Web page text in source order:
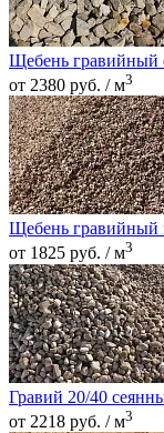
Щебень гравийный
от 2380 руб. / м3
Щебень
от 1825 руб. / м3
Гравий 20/40
от 2218 руб. / м3